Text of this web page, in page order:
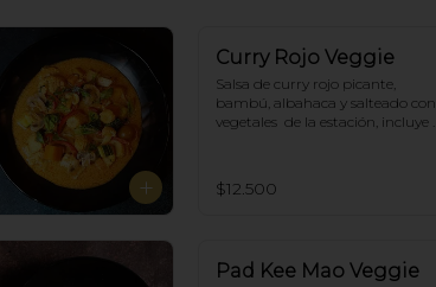
Curry Rojo Veggie
Salsa de curry rojo picante,
bambú, albahaca y salteado con
vegetales  de la estación, incluye
$12.500
Pad Kee Mao Veggie